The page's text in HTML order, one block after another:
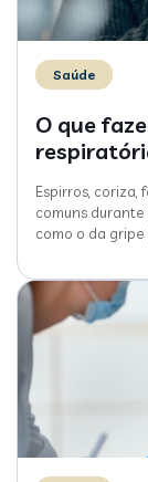
Saúde
O que
Espirros, coriza,
comuns durante
como o da gripe